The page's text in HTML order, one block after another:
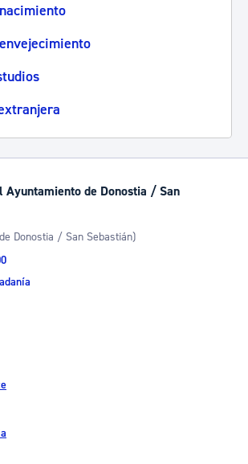
Ayuntamiento de Donostia / San
Donostia / San Sebastián)